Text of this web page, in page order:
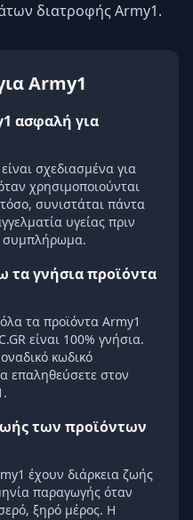
διατροφής Army1.
Army1
ασφαλή για
σχεδιασμένα για
χρησιμοποιούνται
συνιστάται πάντα
υγείας πριν
συμπλήρωμα.
τα γνήσια προϊόντα
τα προϊόντα Army1
είναι 100% γνήσια.
κωδικό
επαληθεύσετε στον
των προϊόντων
έχουν διάρκεια ζωής
παραγωγής όταν
ξηρό μέρος. Η